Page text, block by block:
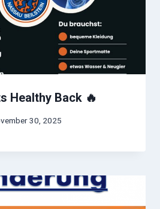
Healthy Back 🔥
30, 2025